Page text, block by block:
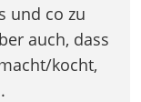
und co zu
auch, dass
kocht,